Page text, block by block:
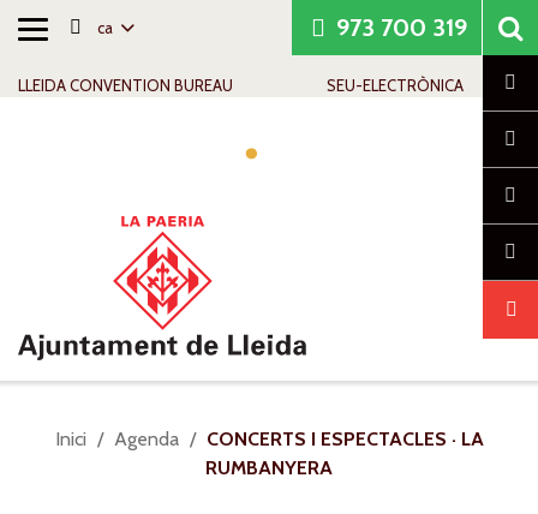
Alternar
ca
LLEIDA CONVENTION BUREAU SEU-ELECTRÒNICA
973 700 319
Sou
Inici Agenda
CONCERTS I ESPECTACLES · LA
RUMBANYERA